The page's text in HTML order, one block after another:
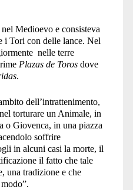
Medioevo e consisteva
i Tori con delle lance. Nel
nelle terre
Plazas de Torosdove
.
dell’intrattenimento,
torturare un Animale, in
o Giovenca, in una piazza
soffrire
in alcuni casi la morte, il
il fatto che tale
una tradizione e che